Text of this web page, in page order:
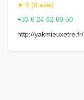
★ 5 (8 avis)
+33 6 24 62 60 50
http://yakmieuxetre.fr/